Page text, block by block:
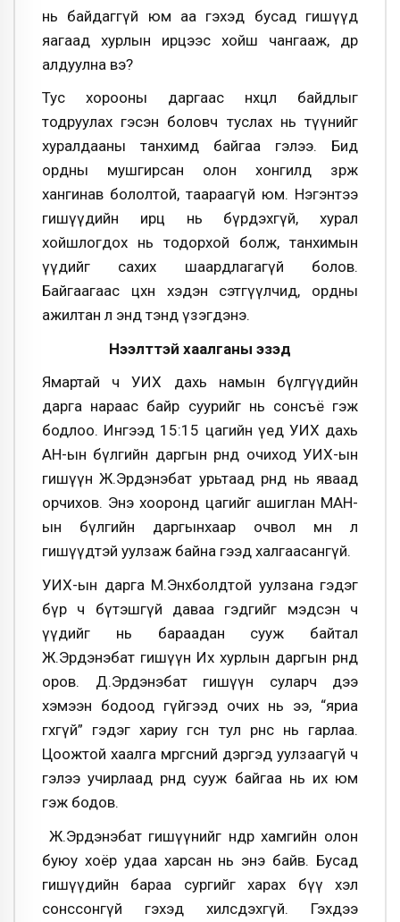
нь байдаггүй юм аа гэхэд бусад гишүүд
яагаад хурлын ирцээс хойш чангааж, өдөр
алдуулна вэ?
Тус хорооны даргаас нөхцөл байдлыг
тодруулах гэсэн боловч туслах нь түүнийг
хуралдааны танхимд байгаа гэлээ. Бид
ордны мушгирсан олон хонгилд зөрж
хангинав бололтой, таараагүй юм. Нэгэнтээ
гишүүдийн ирц нь бүрдэхгүй, хурал
хойшлогдох нь тодорхой болж, танхимын
үүдийг сахих шаардлагагүй болов.
Байгаагаас цөөхөн хэдэн сэтгүүлчид, ордны
ажилтан л энд тэнд үзэгдэнэ.
Нээлттэй хаалганы эзэд
Ямартай ч УИХ дахь намын бүлгүүдийн
дарга нараас байр суурийг нь сонсъё гэж
бодлоо. Ингээд 15:15 цагийн үед УИХ дахь
АН-ын бүлгийн даргын өрөөнд очиход УИХ-ын
гишүүн Ж.Эрдэнэбат урьтаад өрөөнд нь яваад
орчихов. Энэ хооронд цагийг ашиглан МАН-
ын бүлгийн даргынхаар очвол мөн л
гишүүдтэй уулзаж байна гээд халгаасангүй.
УИХ-ын дарга М.Энхболдтой уулзана гэдэг
бүр ч бүтэшгүй даваа гэдгийг мэдсэн ч
үүдийг нь бараадан сууж байтал
Ж.Эрдэнэбат гишүүн Их хурлын даргын өрөөнд
оров. Д.Эрдэнэбат гишүүн суларч дээ
хэмээн бодоод гүйгээд очих нь ээ, “яриа
өгөхгүй” гэдэг хариу өгсөн тул өрөөнөөс нь гарлаа.
Цоожтой хаалга мөргөсний дэргэд уулзаагүй ч
гэлээ учирлаад өрөөндөө сууж байгаа нь их юм
гэж бодов.
Ж.Эрдэнэбат гишүүнийг өнөөдөр хамгийн олон
буюу хоёр удаа харсан нь энэ байв. Бусад
гишүүдийн бараа сургийг харах бүү хэл
сонссонгүй гэхэд хилсдэхгүй. Гэхдээ